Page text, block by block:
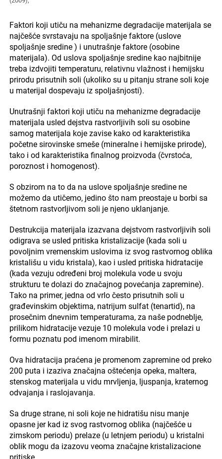
Faktori koji utiču na mehanizme degradacije materijala se
najčešće svrstavaju na spoljašnje faktore (uslove
spoljašnje sredine ) i unutrašnje faktore (osobine
materijala). Od uslova spoljašnje sredine kao najbitnije
treba izdvojiti temperaturu, relativnu vlažnost i hemijsku
prirodu prisutnih soli (ukoliko su u pitanju strane soli koje
u materijal dospevaju iz spoljašnjosti).
Unutrašnji faktori koji utiču na mehanizme degradacije
materijala usled dejstva rastvorljivih soli su osobine
samog materijala koje zavise kako od karakteristika
početne sirovinske smeše (mineralne i hemijske prirode),
tako i od karakteristika finalnog proizvoda (čvrstoća,
poroznost i homogenost).
S obzirom na to da na uslove spoljašnje sredine ne
možemo da utičemo, jedino što nam preostaje u borbi sa
štetnom rastvorljivom soli je njeno uklanjanje.
Destrukcija materijala izazvana dejstvom rastvorljivih soli
odigrava se usled pritiska kristalizacije (kada soli u
povoljnim vremenskim uslovima iz svog rastvornog oblika
kristališu u vidu kristala), kao i usled pritiska hidratacije
(kada vezuju određeni broj molekula vode u svoju
strukturu te dolazi do značajnog povećanja zapremine).
Tako na primer, jedna od vrlo često prisutnih soli u
građevinskim objektima, natrijum sulfat (tenartid), na
prosečnim dnevnim temperaturama, za naše podneblje,
prilikom hidratacije vezuje 10 molekula vode i prelazi u
formu poznatu pod imenom mirabilit.
Ova hidratacija praćena je promenom zapremine od preko
200 puta i izaziva značajna oštećenja opeka, maltera,
stenskog materijala u vidu mrvljenja, ljuspanja, kraternog
odvajanja i raslojavanja.
Sa druge strane, ni soli koje ne hidratišu nisu manje
opasne jer kad iz svog rastvornog oblika (najčešće u
zimskom periodu) prelaze (u letnjem periodu) u kristalni
oblik mogu da izazovu veoma značajne kristalizacione